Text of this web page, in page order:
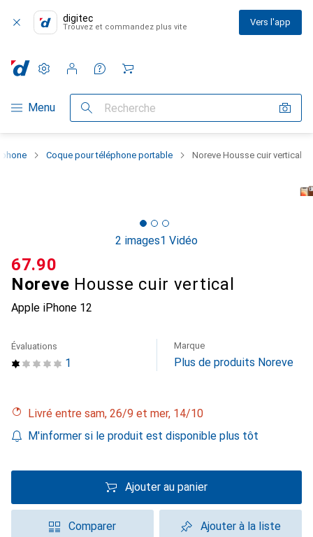
digitec
Trouvez et commandez plus vite Vers l'app
Navigation par catégorie
Menu Recherche
Paramètres
Compte client
Listes de comparaison
Listes d'envies
Panier
Coque pour téléphone portable Noreve Housse cuir vertical
2 images1 Vidéo
Noreve Housse cuir vertical
Apple iPhone 12
CHF
67.90
1
Évaluations Marque
Plus de produits Noreve
Livré entre sam, 26/9 et mer, 14/10
M'informer si le produit est disponible plus tôt
Ajouter au panier
Comparer Ajouter à la liste